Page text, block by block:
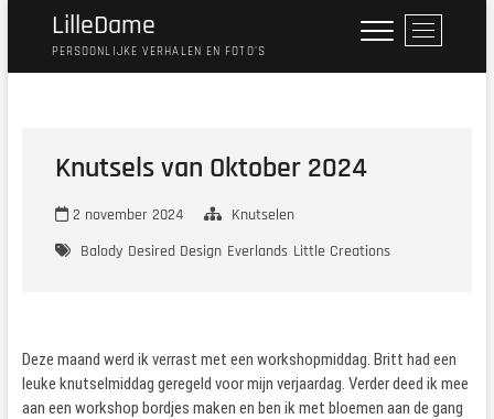
LilleDame
PERSOONLIJKE VERHALEN EN FOTO'S
M
e
n
Knutsels van Oktober 2024
2 november 2024
Knutselen
Balody Desired Design Everlands Little Creations
Deze maand werd ik verrast met een workshopmiddag. Britt had een
leuke knutselmiddag geregeld voor mijn verjaardag. Verder deed ik mee
aan een workshop bordjes maken en ben ik met bloemen aan de gang